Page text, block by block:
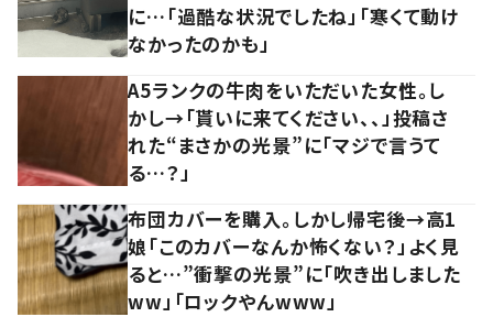
に…「過酷な状況でしたね」「寒くて動け
なかったのかも」
A5ランクの牛肉をいただいた女性。し
かし→「貰いに来てください、、」投稿さ
れた“まさかの光景”に「マジで言うて
る…？」
布団カバーを購入。しかし帰宅後→高1
娘「このカバーなんか怖くない？」よく見
ると…”衝撃の光景”に「吹き出しました
ww」「ロックやんwww」